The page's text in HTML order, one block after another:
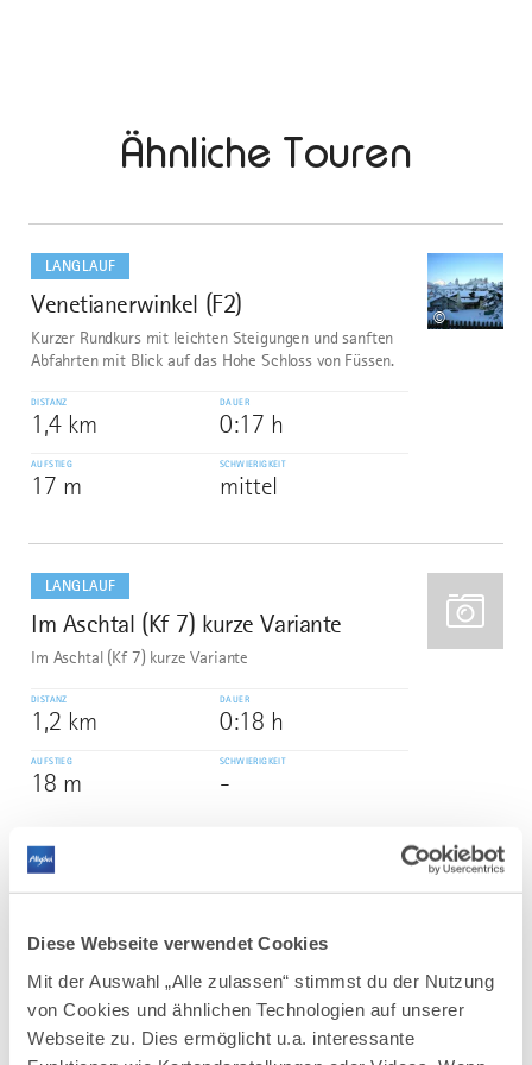
Diese Webseite verwendet Cookies
Mit der Auswahl „Alle zulassen“ stimmst du der Nutzung
von Cookies und ähnlichen Technologien auf unserer
Webseite zu. Dies ermöglicht u.a. interessante
Ähnliche Touren
LANGLAUF
1
Venetianerwinkel (F2)
©
Kurzer Rundkurs mit leichten Steigungen und sanften
Abfahrten mit Blick auf das Hohe Schloss von Füssen.
DISTANZ
1,4 km
DAUER
0:17 h
AUFSTIEG
17 m
SCHWIERIGKEIT
mittel
dazu
LANGLAUF
2
Im Aschtal (Kf 7) kurze Variante
Im Aschtal (Kf 7) kurze Variante
DISTANZ
1,2 km
DAUER
0:18 h
AUFSTIEG
18 m
SCHWIERIGKEIT
-
dazu
Schwierigkeitsgrad: leicht; Diagonal- und Skatingloipe
4,3 km 1:20 h
AUFSTIEG SCHWIERIGKEIT
mehr
dazu